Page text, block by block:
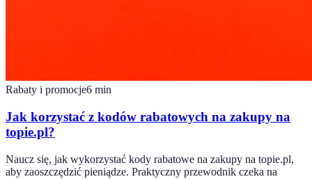
Rabaty i promocje6 min
Jak korzystać z kodów rabatowych na zakupy na
topie.pl?
Naucz się, jak wykorzystać kody rabatowe na zakupy na topie.pl,
aby zaoszczędzić pieniądze. Praktyczny przewodnik czeka na